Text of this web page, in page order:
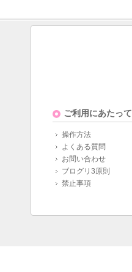
ご利用にあたって
操作方法
よくある質問
お問い合わせ
ブログリ3原則
禁止事項